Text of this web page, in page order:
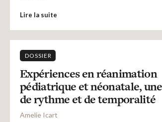
Lire la suite
DOSSIER
Expériences en réanimation
pédiatrique et néonatale,
de rythme et de temporalité
Amelie Icart